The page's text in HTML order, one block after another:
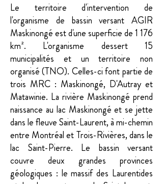
Le territoire d'intervention de
l'organisme de bassin versant AGIR
Maskinongé est d'une superficie de 1 176
km². L'organisme dessert 15
municipalités et un territoire non
organisé (TNO). Celles-ci font partie de
trois MRC : Maskinongé, D'Autray et
Matawinie. La rivière Maskinongé prend
naissance au lac Maskinongé et se jette
dans le fleuve Saint-Laurent, à mi-chemin
entre Montréal et Trois-Rivières, dans le
lac Saint-Pierre. Le bassin versant
couvre deux grandes provinces
géologiques : le massif des Laurentides